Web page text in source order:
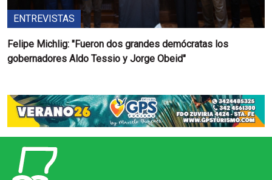
ENTREVISTAS
Felipe Michlig: "Fueron dos grandes demócratas los
gobernadores Aldo Tessio y Jorge Obeid"